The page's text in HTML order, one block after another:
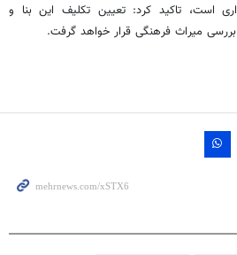
است، تاکید کرد: تعیین تکلیف این بنا و
میراث فرهنگی قرار خواهد گرفت.